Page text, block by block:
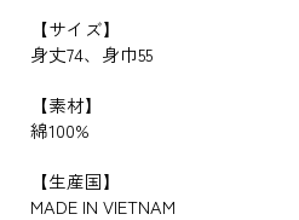
【サイズ】
身丈74、身巾55
【素材】
綿100%
【生産国】
MADE IN VIETNAM